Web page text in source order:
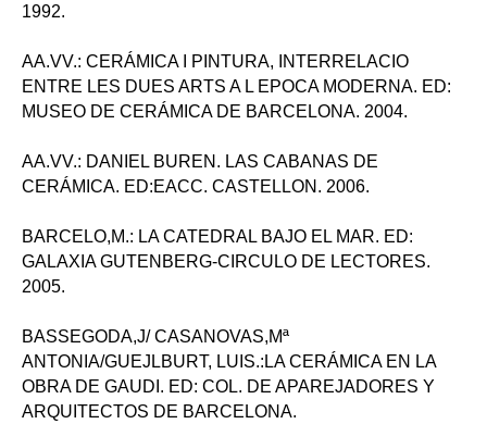
1992.
AA.VV.: CERÁMICA I PINTURA, INTERRELACIO
ENTRE LES DUES ARTS A L EPOCA MODERNA. ED:
MUSEO DE CERÁMICA DE BARCELONA. 2004.
AA.VV.: DANIEL BUREN. LAS CABANAS DE
CERÁMICA. ED:EACC. CASTELLON. 2006.
BARCELO,M.: LA CATEDRAL BAJO EL MAR. ED:
GALAXIA GUTENBERG-CIRCULO DE LECTORES.
2005.
BASSEGODA,J/ CASANOVAS,Mª
ANTONIA/GUEJLBURT, LUIS.:LA CERÁMICA EN LA
OBRA DE GAUDI. ED: COL. DE APAREJADORES Y
ARQUITECTOS DE BARCELONA.